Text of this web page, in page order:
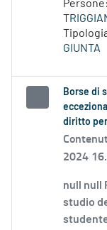
Persone:
GIUNTA
Borse di
diritto
2024
null null
studio